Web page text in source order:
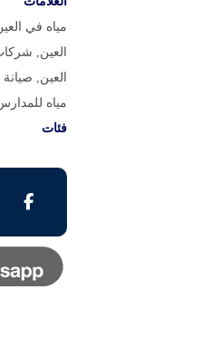
مياه في
العين
العين
مياه
فئات